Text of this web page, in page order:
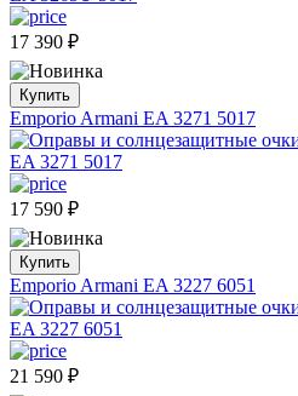
17 390 ₽
Купить
Emporio Armani EA 3271 5017
17 590 ₽
Купить
Emporio Armani EA 3227 6051
21 590 ₽